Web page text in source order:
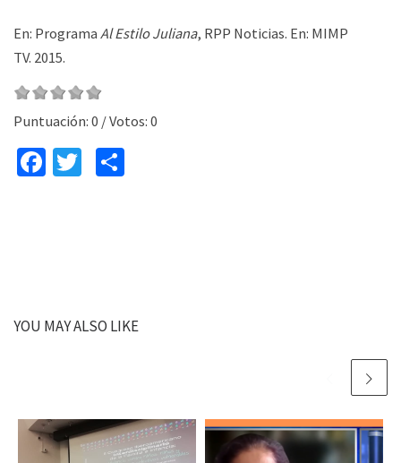
En: Programa Al Estilo Juliana, RPP Noticias. En: MIMP
TV. 2015.
Puntuación: 0 / Votos: 0
Fa
T
YOU MAY ALSO LIKE